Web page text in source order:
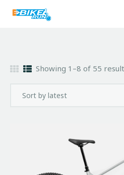
Vélo
Équipement
Contactez-nous
Showing 1–8 of 55